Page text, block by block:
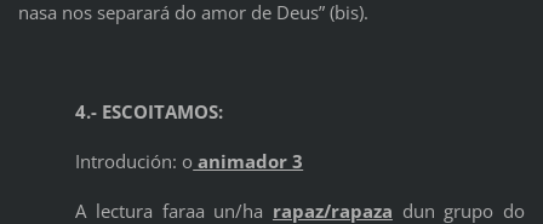
nasa nos separará do amor de Deus” (bis).
4.- ESCOITAMOS:
Introdución: o animador 3
A lectura faraa un/ha rapaz/rapaza dun grupo do